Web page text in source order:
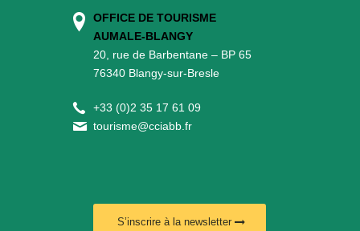
OFFICE DE TOURISME
AUMALE-BLANGY
20, rue de Barbentane – BP 65
76340 Blangy-sur-Bresle
+33 (0)2 35 17 61 09
tourisme@cciabb.fr
S’inscrire à la newsletter